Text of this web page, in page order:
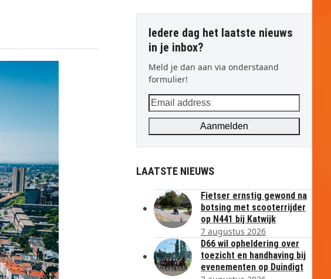
Iedere dag het laatste nieuws
in je inbox?
Meld je dan aan via onderstaand
formulier!
Email
address
Aanmelden
LAATSTE NIEUWS
Fietser ernstig gewond na
botsing met scooterrijder
op N441 bij Katwijk
7 augustus 2026
D66 wil opheldering over
toezicht en handhaving bij
evenementen op Duindigt